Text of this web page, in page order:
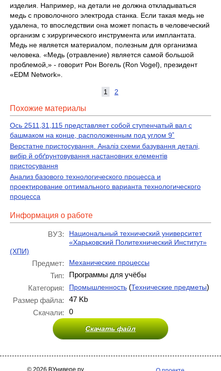
изделия. Например, на детали не должна откладываться
медь с проволочного электрода станка. Если такая медь не
удалена, то впоследствии она может попасть в человеческий
организм с хирургического инструмента или имплантата.
Медь не является материалом, полезным для организма
человека. «Медь (отравление) является самой большой
проблемой,» - говорит Рон Вогель (Ron Vogel), президент
«EDM Network».
1 2
Похожие материалы
Ось 2511,31,115 представляет собой ступенчатый вал с
башмаком на конце, расположенным под углом 9˚
Верстатне пристосування. Аналіз схеми базування деталі,
вибір й обґрунтовування настановних елементів
пристосування
Анализ базового технологического процесса и
проектирование оптимального варианта технологического
процесса
Информация о работе
ВУЗ:
Национальный технический университет
«Харьковский Политехнический Институт»
(ХПИ)
Предмет: Механические процессы
Тип:
Программы для учёбы
Категория:
Промышленность (Технические предметы)
Размер файла:
47 Kb
Скачали:
0
Скачать файл
© 2026 ВУнивере.ру